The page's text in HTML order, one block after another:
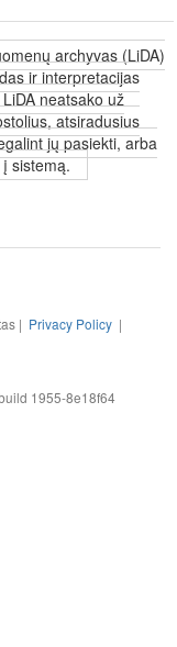
archyvas (LiDA)
ir interpretacijas
neatsako už
atsiradusius
jų pasiekti, arba
sistemą.
| Privacy Policy |
1955-8e18f64